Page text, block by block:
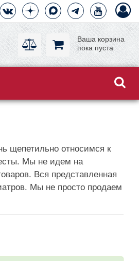
Ваша корзина
пока пуста
щепетильно относимся к
Мы не идем на
Вся представленная
Мы не просто продаем